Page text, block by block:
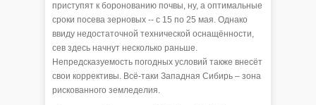
приступят к боронованию почвы, ну, а оптимальные
сроки посева зерновых -- с 15 по 25 мая. Однако
ввиду недостаточной технической оснащённости,
сев здесь начнут несколько раньше.
Непредсказуемость погодных условий также внесёт
свои коррективы. Всё-таки Западная Сибирь – зона
рискованного земледелия.